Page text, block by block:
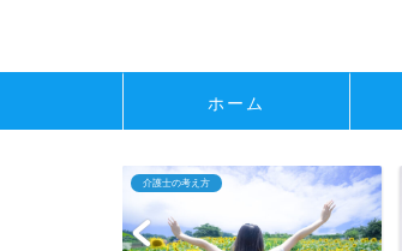
ホーム
介護士の考え方